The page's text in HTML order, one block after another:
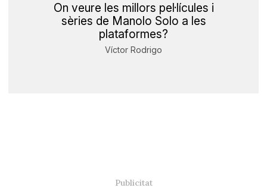
On veure les millors pel·lícules i
sèries de Manolo Solo a les
plataformes?
Víctor Rodrigo